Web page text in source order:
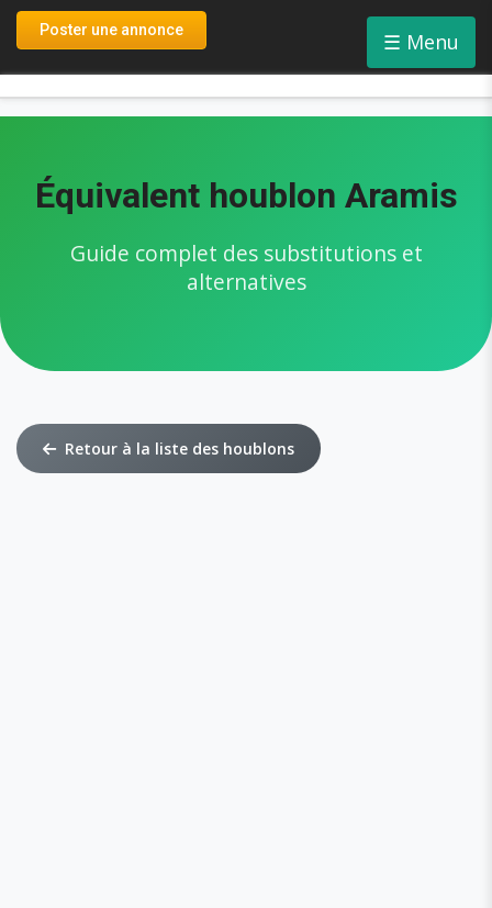
Poster une annonce
Inscription
☰ Menu
Équivalent houblon Aramis
Guide complet des substitutions et
alternatives
Retour à la liste des houblons